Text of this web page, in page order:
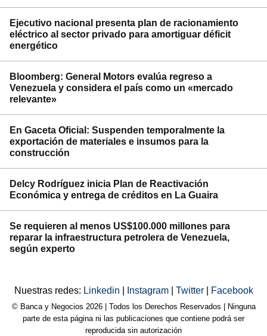
Ejecutivo nacional presenta plan de racionamiento
eléctrico al sector privado para amortiguar déficit
energético
Bloomberg: General Motors evalúa regreso a
Venezuela y considera el país como un «mercado
relevante»
En Gaceta Oficial: Suspenden temporalmente la
exportación de materiales e insumos para la
construcción
Delcy Rodríguez inicia Plan de Reactivación
Económica y entrega de créditos en La Guaira
Se requieren al menos US$100.000 millones para
reparar la infraestructura petrolera de Venezuela,
según experto
Nuestras redes: Linkedin Instagram Twitter Facebook
© Banca y Negocios 2026 | Todos los Derechos Reservados | Ninguna
parte de esta página ni las publicaciones que contiene podrá ser
reproducida sin autorización